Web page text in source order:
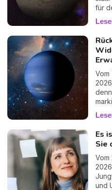
mit
für
Vom
ein
und
eine
Es
Sie
Vom
und